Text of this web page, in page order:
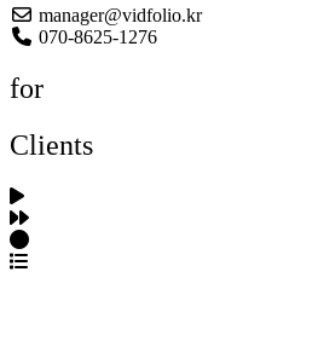
manager@vidfolio.kr
070-8625-1276
for
Clients